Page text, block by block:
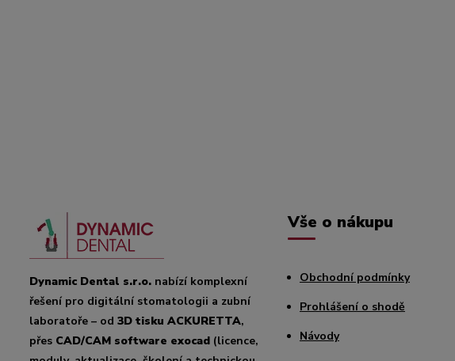
Dynamic Dental s.r.o. nabízí komplexní
řešení pro digitální stomatologii a zubní
laboratoře – od 3D tisku ACKURETTA,
přes CAD/CAM software exocad (licence,
Vše o nákupu
Obchodní podmínky
Prohlášení o shodě
Návody